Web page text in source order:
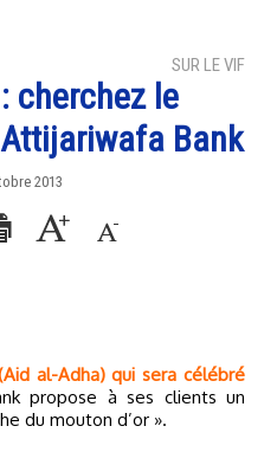
SUR LE VIF
cherchez le
Bank
2013
al-Adha) qui sera célébré
propose à ses clients un
du mouton d’or ».